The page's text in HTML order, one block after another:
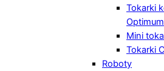
Tokarki
Optimum
Mini
Tokarki
Roboty